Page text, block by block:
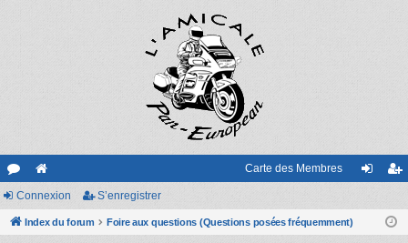
or
u
e
sit
Carte des Membres
nr
Connexion S’enregistrer
Index du forum Foire aux questions (Questions posées fréquemment)